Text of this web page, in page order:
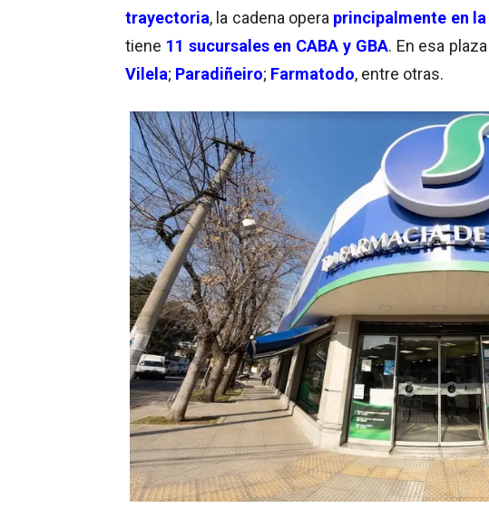
trayectoria, la cadena opera principalmente en
tiene 11 sucursales en CABA y GBA. En esa
Vilela; Paradiñeiro; Farmatodo, entre otras.